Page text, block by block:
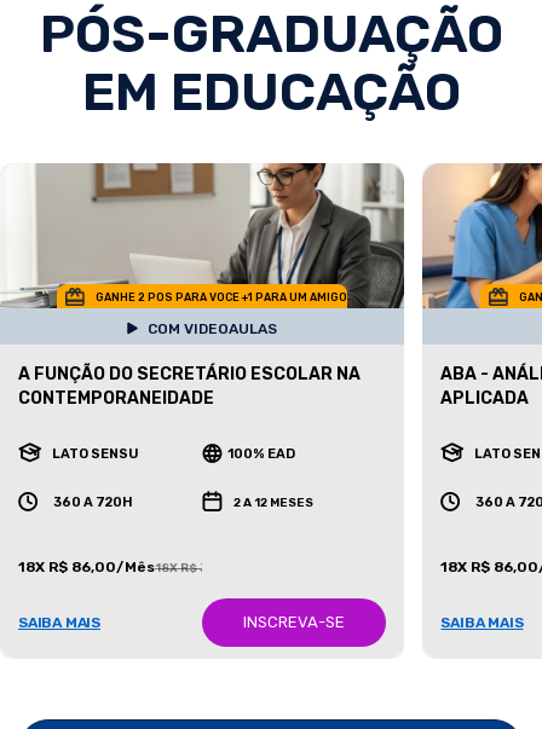
PÓS-GRADUAÇÃO
EM EDUCAÇÃO
GANHE 2 POS PARA VOCE +1 PARA UM AMIGO
COM VIDEOAULAS
A FUNÇÃO DO SECRETÁRIO ESCOLAR NA
CONTEMPORANEIDADE
LATO SENSU 100% EAD
360 A 720H 2 A 12 MESES
18X R$ 86,00/Mês18X R$ 387,00/Mês
SAIBA MAIS INSCREVA-SE
ABA -
APLICADA
LATO
360 A
18X R$
SAIBA MAIS